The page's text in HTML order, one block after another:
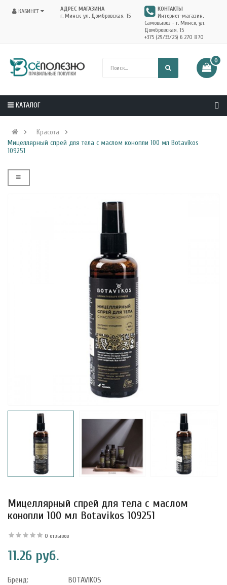
КАБИНЕТ
АДРЕС МАГАЗИНА
г. Минск, ул. Домбровская, 15
КОНТАКТЫ
Интернет-магазин.
Самовывоз - г. Минск, ул.
Домбровская, 15
+375 (29/33/25) 6 270 870
0
КАТАЛОГ
Красота
Мицеллярный спрей для тела с маслом конопли 100 мл Botavikos
109251
Мицеллярный спрей для тела с маслом
конопли 100 мл Botavikos 109251
0 отзывов
11.26 руб.
Бренд:
BOTAVIKOS